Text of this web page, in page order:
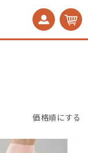
価格順にする